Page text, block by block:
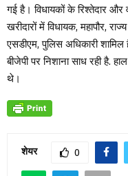
गई है। विधायकों के रिश्तेदार और
खरीदारों में विधायक, महापौर,
एसडीएम, पुलिस अधिकारी
बीजेपी पर निशाना साध रही है.
थे।
शेयर 0